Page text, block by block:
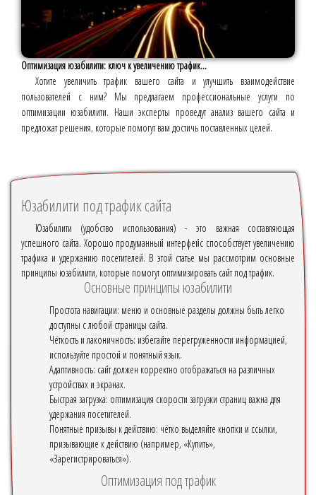
Оптимизация юзабилити: ключ к увеличению трафик...
Хотите увеличить трафик вашего сайта и улучшить взаимодействие
пользователей с ним? Мы предлагаем профессиональные услуги по
оптимизации юзабилити. Наши эксперты проведут анализ вашего сайта и
предложат решения, которые помогут вам достичь поставленных целей.
Юзабилити под трафик сайта
Юзабилити (удобство использования) - это важная составляющая
успешного сайта. Хорошо продуманный интерфейс способствует увеличению
трафика и удержанию посетителей. В этой статье мы рассмотрим основные
принципы юзабилити, которые помогут оптимизировать сайт под трафик.
Основные принципы юзабилити
Простота навигации: меню и основные разделы должны быть легко
доступны с любой страницы сайта.
Чёткость и лаконичность: избегайте перегруженности информацией,
используйте простой и понятный язык.
Адаптивность: сайт должен корректно отображаться на различных
устройствах и экранах.
Быстрая загрузка: оптимизация скорости загрузки страниц важна для
удержания посетителей.
Понятные призывы к действию: чётко выделяйте кнопки и ссылки,
призывающие к действию (например, «Купить»,
«Зарегистрироваться»).
Оптимизация под трафик